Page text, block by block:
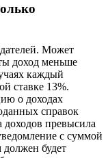
Может
доход меньше
каждый
ставке 13%.
о доходах
справок
превысила
с суммой
должен будет